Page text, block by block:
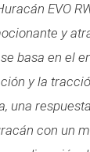
EVO
y
basa en el
y la
una
con un